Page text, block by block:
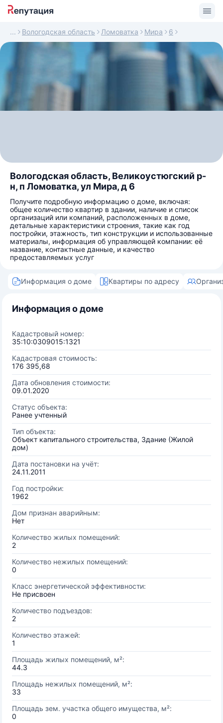
Вологодская область Ломоватка Мира 6
Вологодская область, Великоустюгский р-
н, п Ломоватка, ул Мира, д 6
Получите подробную информацию о доме, включая:
общее количество квартир в здании, наличие и список
организаций или компаний, расположенных в доме,
детальные характеристики строения, такие как год
постройки, этажность, тип конструкции и использованные
материалы, информация об управляющей компании: её
название, контактные данные, и качество
предоставляемых услуг
Информация о доме Квартиры по адресу
Информация о доме
Кадастровый номер:
35:10:0309015:1321
Кадастровая стоимость:
176 395,68
Дата обновления стоимости:
09.01.2020
Статус объекта:
Ранее учтенный
Тип объекта:
Объект капитального строительства, Здание (Жилой
дом)
Дата постановки на учёт:
24.11.2011
Год постройки:
1962
Дом признан аварийным:
Нет
Количество жилых помещений:
2
Количество нежилых помещений:
0
Класс энергетической эффективности:
Не присвоен
Количество подъездов:
2
Количество этажей:
1
Площадь жилых помещений, м²:
44.3
Площадь нежилых помещений, м²:
33
Площадь зем. участка общего имущества, м²:
0